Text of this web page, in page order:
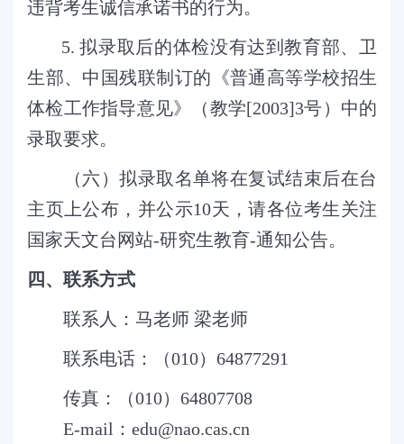
违背考生诚信承诺书的行为。
5.拟录取后的体检没有达到教育部、卫
生部、中国残联制订的《普通高等学校招生
体检工作指导意见》（教学[2003]3号）中的
录取要求。
（六）拟录取名单将在复试结束后在台
主页上公布，并公示10天，请各位考生关注
国家天文台网站-研究生教育-通知公告。
四、联系方式
联系人：马老师 梁老师
联系电话：（010） 64877291
传真：（010） 64807708
E-mail ： edu@nao.cas.cn